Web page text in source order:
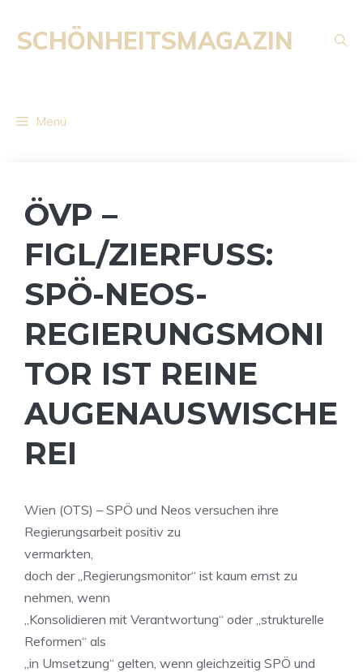
Inhalt
springen
SCHÖNHEITSMAGAZIN
Menü
ÖVP –
FIGL/ZIERFUSS: S
PÖ-NEOS-R
EGIERUNGSMONIT
OR IST REINE A
UGENAUSWISCHER
EI
Wien (OTS) – SPÖ und Neos versuchen ihre
Regierungsarbeit positiv zu
vermarkten,
doch der „Regierungsmonitor“ ist kaum ernst zu
nehmen, wenn
„Konsolidieren mit Verantwortung“ oder „strukturelle
Reformen“ als
„in Umsetzung“ gelten, wenn gleichzeitig SPÖ und